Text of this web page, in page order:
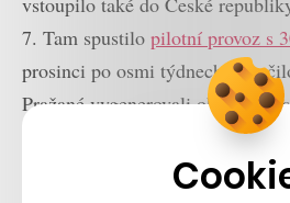
7. Tam spustilo pilotní provoz s
prosinci po osmi týdnech
Pražané vygenerovali okolo 25
roce se očekává, že kol, které se
frekventovaných míst